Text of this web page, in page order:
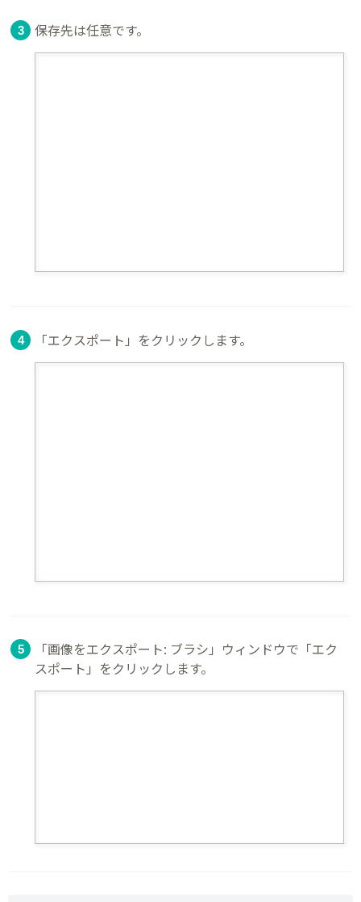
保存先は任意です。
「エクスポート」をクリックします。
「画像をエクスポート: ブラシ」ウィンドウで「エク
スポート」をクリックします。